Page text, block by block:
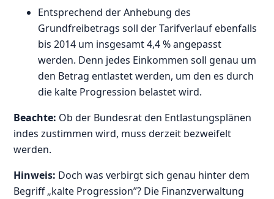
Entsprechend der Anhebung des
Grundfreibetrags soll der Tarifverlauf ebenfalls
bis 2014 um insgesamt 4,4 % angepasst
werden. Denn jedes Einkommen soll genau um
den Betrag entlastet werden, um den es durch
die kalte Progression belastet wird.
Beachte: Ob der Bundesrat den Entlastungsplänen
indes zustimmen wird, muss derzeit bezweifelt
werden.
Hinweis: Doch was verbirgt sich genau hinter dem
Begriff „kalte Progression”? Die Finanzverwaltung